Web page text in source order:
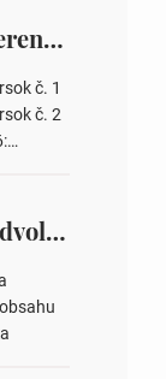
Výsledky hlasovania v referende 2026
č. 1
č. 2
Oznámenie o podaných odvolaniach a upovedomenie účastníkov konania o obsahu podaných odvolani – Verejná vyhláška